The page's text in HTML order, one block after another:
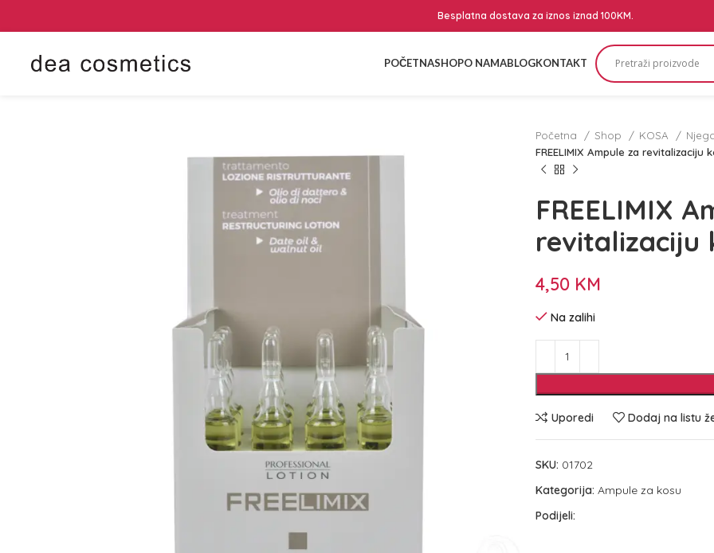
Besplatna dostava za iznos iznad 100KM.
POČETNASHOPO NAMABLOGKONTAKT
Početna Shop KOSA
FREELIMIX Ampule za revitalizaciju
FREELIMIX
revitalizaciju
4,50 KM
Na zalihi
Uporedi Dodaj na listu
SKU: 01702
Kategorija: Ampule za kosu
Podijeli: